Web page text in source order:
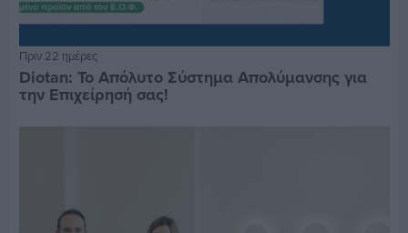
Πριν 22 ημέρες
Diotan: Το Απόλυτο Σύστημα Απολύμανσης για
την Επιχείρησή σας!